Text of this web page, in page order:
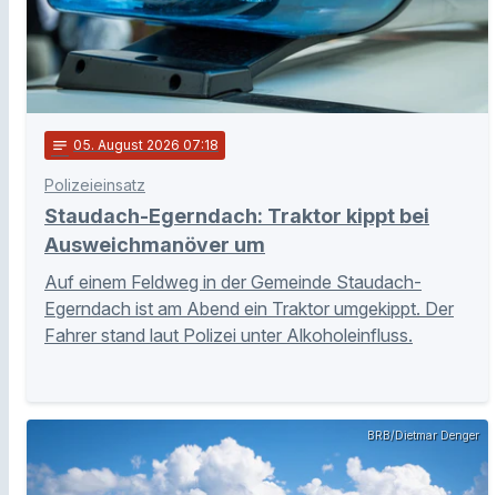
notes 05. August 2026 07:18
Polizeieinsatz
Staudach-Egerndach: Traktor kippt bei
Ausweichmanöver um
Auf einem Feldweg in der Gemeinde Staudach-
Egerndach ist am Abend ein Traktor umgekippt. Der
Fahrer stand laut Polizei unter Alkoholeinfluss.
BRB/Dietmar Denger